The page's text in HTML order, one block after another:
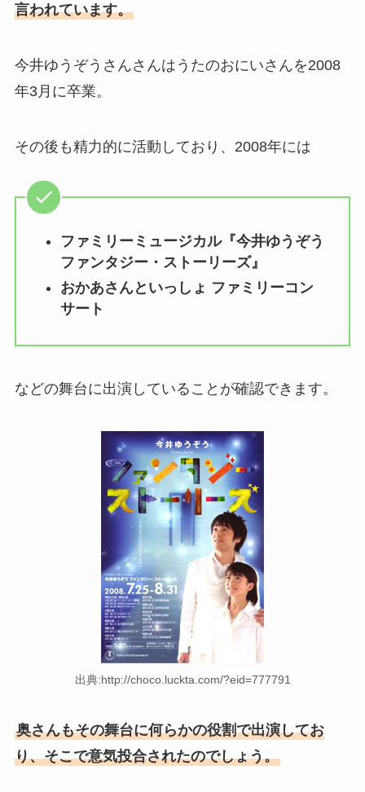
言われています。
今井ゆうぞうさんさんはうたのおにいさんを2008
年3月に卒業。
その後も精力的に活動しており、2008年には
ファミリーミュージカル『今井ゆうぞう
ファンタジー・ストーリーズ』
おかあさんといっしょ ファミリーコン
サート
などの舞台に出演していることが確認できます。
出典:http://choco.luckta.com/?eid=777791
奥さんもその舞台に何らかの役割で出演してお
り、そこで意気投合されたのでしょう。